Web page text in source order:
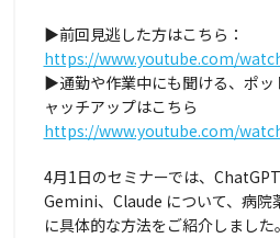
▶前回見逃した方はこちら：
https://www.youtube.com/
▶通勤や作業中にも聞ける、ポッ
ャッチアップはこちら
https://www.youtube.com/
4月1日のセミナーでは、
Gemini、Claude について、病院
に具体的な方法をご紹介しました。